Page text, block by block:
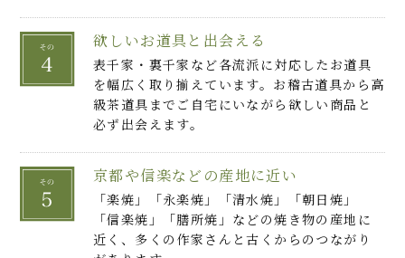
欲しいお道具と出会える
表千家・裏千家など各流派に対応したお道具
を幅広く取り揃えています。お稽古道具から高
級茶道具までご自宅にいながら欲しい商品と
必ず出会えます。
京都や信楽などの産地に近い
「楽焼」「永楽焼」「清水焼」「朝日焼」
「信楽焼」「膳所焼」などの焼き物の産地に
近く、多くの作家さんと古くからのつながり